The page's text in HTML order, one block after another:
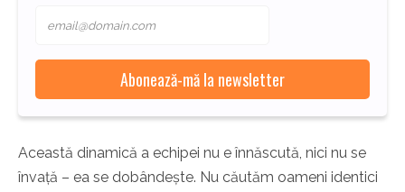
Această dinamică a echipei nu e înnăscută, nici nu se
învață – ea se dobândește. Nu căutăm oameni identici